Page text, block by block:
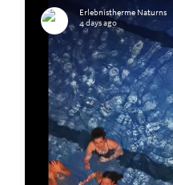
Erlebnistherme Naturns
4 days ago